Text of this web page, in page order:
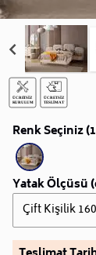
Renk Seçiniz
Yatak Ölçüsü
Çift Kişilik